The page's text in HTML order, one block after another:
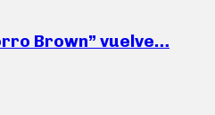
Brown” vuelve…